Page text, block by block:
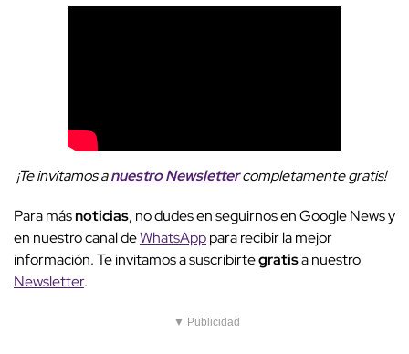
¡Te invitamos anuestro Newslettercompletamente gratis!
Para másnoticias, no dudes en seguirnos en Google News y
en nuestro canal deWhatsApppara recibir la mejor
información. Te invitamos a suscribirtegratisa nuestro
Newsletter.
▼ Publicidad